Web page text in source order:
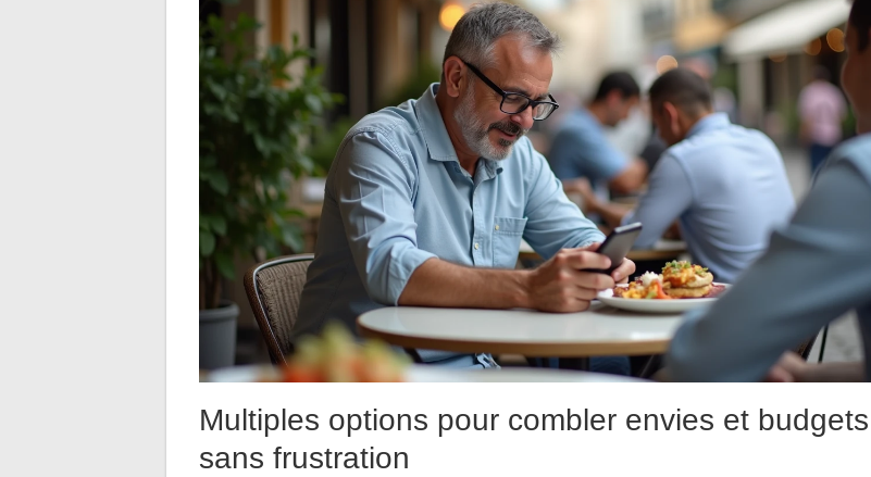
Multiples options pour combler envies et budgets
sans frustration